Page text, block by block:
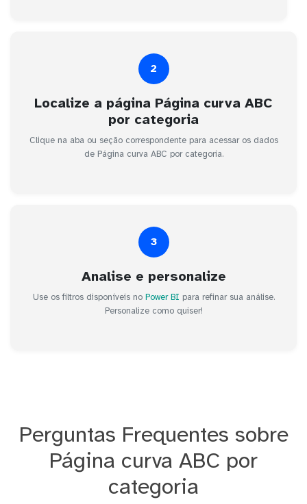
2
Localize a página Página curva ABC
por categoria
Clique na aba ou seção correspondente para acessar os dados
de Página curva ABC por categoria.
3
Analise e personalize
Use os filtros disponíveis no Power BI para refinar sua análise.
Personalize como quiser!
Perguntas Frequentes sobre
Página curva ABC por
categoria